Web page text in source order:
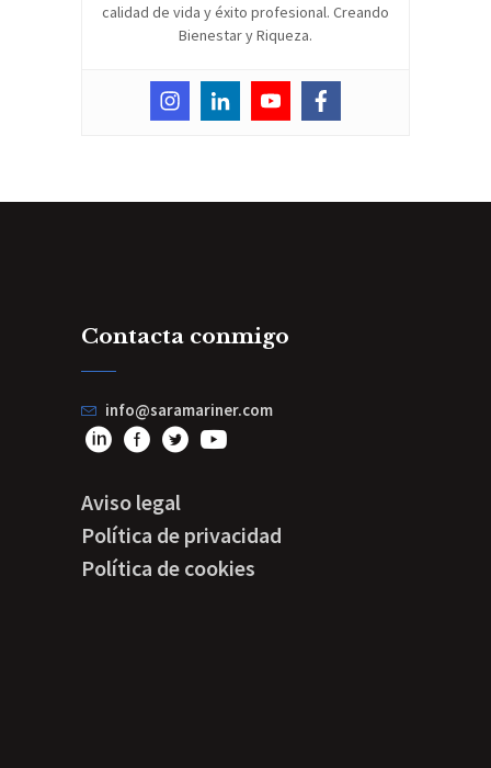
calidad de vida y éxito profesional. Creando
Bienestar y Riqueza.
Contacta conmigo
info@saramariner.com
Aviso legal
Política de privacidad
Política de cookies